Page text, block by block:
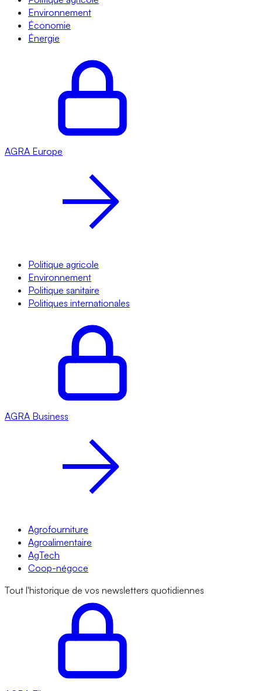
Environnement
Économie
Énergie
AGRA Europe
Politique agricole
Environnement
Politique sanitaire
Politiques internationales
AGRA Business
Agrofourniture
Agroalimentaire
AgTech
Coop-négoce
Tout l'historique de vos newsletters quotidiennes